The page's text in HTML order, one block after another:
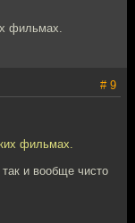
фильмах.
# 9
фильмах.
и вообще чисто